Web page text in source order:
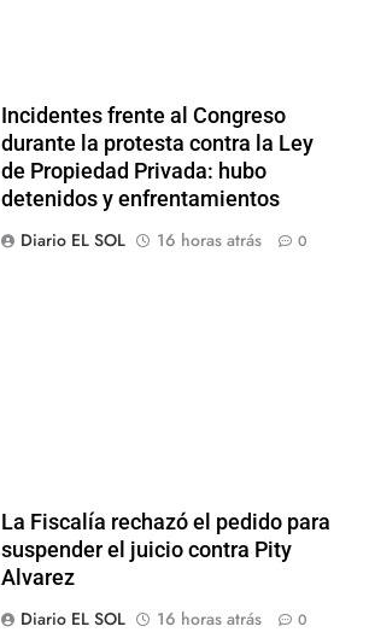
Incidentes frente al Congreso
durante la protesta contra la Ley
de Propiedad Privada: hubo
detenidos y enfrentamientos
Diario EL SOL
16 horas atrás 0
La Fiscalía rechazó el pedido para
suspender el juicio contra Pity
Alvarez
Diario EL SOL
16 horas atrás 0